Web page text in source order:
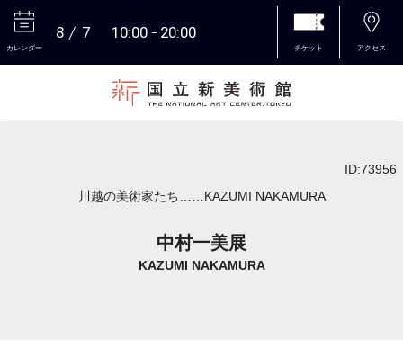
カレンダー
8 7 10:00 20:00
チケット アクセス
ID:73956
川越の美術家たち……KAZUMI NAKAMURA
中村一美展
KAZUMI NAKAMURA